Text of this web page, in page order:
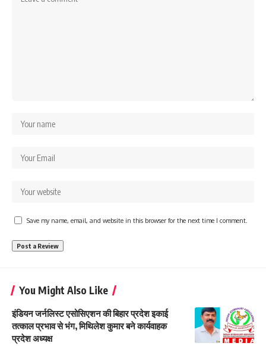
Save my name, email, and website in this browser for the next time I comment.
You Might Also Like
इंडियन जर्नलिस्ट एसोसिएशन की बिहार प्रदेश इकाई
तत्काल प्रभाव से भंग, मिथिलेश कुमार बने कार्यवाहक
प्रदेश अध्यक्ष